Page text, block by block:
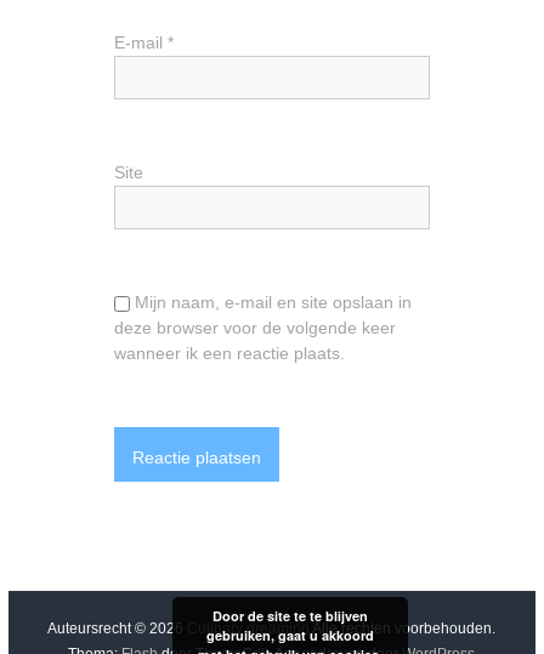
E-mail*
Site
Mijn naam, e-mail en site opslaan in
deze browser voor de volgende keer
wanneer ik een reactie plaats.
Auteursrecht © 2026 Culinary dreaming Alle rechten voorbehouden.
Door de site te te blijven
gebruiken, gaat u akkoord